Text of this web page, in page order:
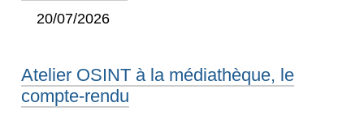
20/07/2026
Atelier OSINT à la médiathèque, le
compte-rendu